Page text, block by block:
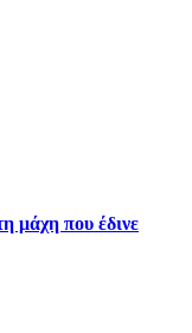
μάχη που έδινε